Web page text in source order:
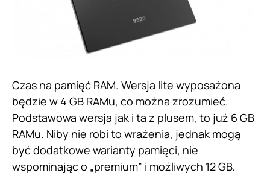
Czas na pamięć RAM. Wersja lite wyposażona
będzie w 4 GB RAMu, co można zrozumieć.
Podstawowa wersja jak i ta z plusem, to już 6 GB
RAMu. Niby nie robi to wrażenia, jednak mogą
być dodatkowe warianty pamięci, nie
wspominając o „premium” i możliwych 12 GB.